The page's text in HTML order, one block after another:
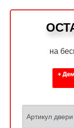
на